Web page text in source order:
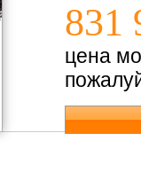
831
цена